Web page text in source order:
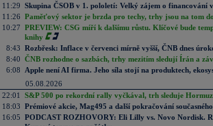
11:29 Skupina ČSOB v 1. pololetí: Velký zájem o financování
11:26 Paměťový sektor je brzda pro techy, trhy jsou na tom
10:27 PREVIEW: CSG míří k dalšímu růstu. Klíčové bude
knihy
8:43 Rozbřesk: Inflace v červenci mírně vyšší, ČNB dnes
8:40 ČNB rozhodne o sazbách, trhy mezitím sledují Írán a
6:08
Apple není AI firma. Jeho síla stojí na produktech,
05.08.2026
22:01
S&P 500 po rekordní rally vyčkával, trh sleduje Hormuz
18:03 Prémiové akcie, Mag495 a další pokračování
16:05 PODCAST ROZHOVORY: Eli Lilly vs. Novo Nordisk.